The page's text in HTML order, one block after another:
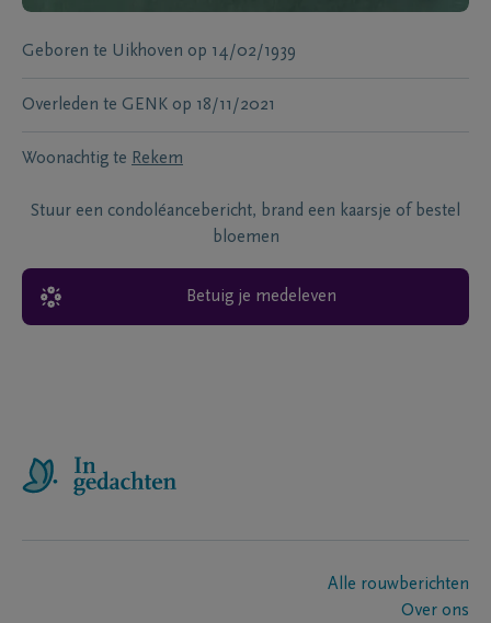
Geboren te Uikhoven op 14/02/1939
Overleden te GENK op 18/11/2021
Woonachtig te Rekem
Stuur een condoléancebericht, brand een kaarsje of bestel
bloemen
Betuig je medeleven
Alle rouwberichten
Over ons